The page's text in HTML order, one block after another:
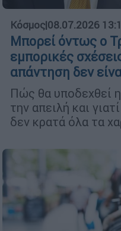
Κόσμος|08.07.2026
Μπορεί όντως ο
εμπορικές
απάντηση δεν
Πώς θα υποδεχθεί
την απειλή και
δεν κρατά όλα τα